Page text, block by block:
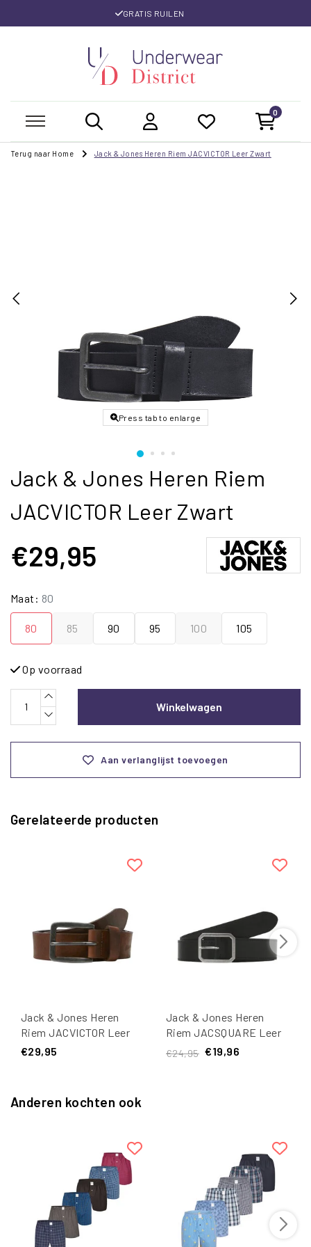
GRATIS RUILEN
0
Terug naar Home Jack & Jones Heren Riem JACVICTOR Leer Zwart
Press tab to enlarge
Jack & Jones Heren Riem
JACVICTOR Leer Zwart
€29,95
Maat: 80
80 85 90 95 100 105
Op voorraad
Winkelwagen
Aan verlanglijst toevoegen
Gerelateerde producten
Jack & Jones Heren
Riem JACVICTOR Leer
Bruin
€29,95
Jack & Jones Heren
Riem JACSQUARE Leer
Zwart
€24,95 €19,96
Anderen kochten ook